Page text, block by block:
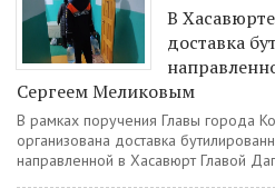
В
доставка
Сергеем Меликовым
В рамках поручения Главы города
организована доставка
направленной в Хасавюрт Главой